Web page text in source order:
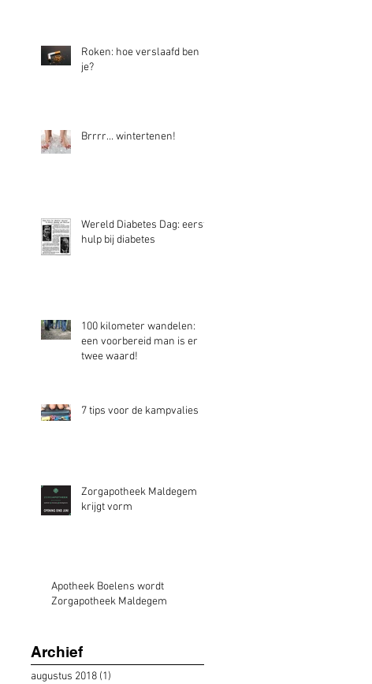
Roken: hoe verslaafd ben
je?
Brrrr... wintertenen!
Wereld Diabetes Dag: eerste
hulp bij diabetes
100 kilometer wandelen:
een voorbereid man is er
twee waard!
7 tips voor de kampvalies
Zorgapotheek Maldegem
krijgt vorm
Apotheek Boelens wordt
Zorgapotheek Maldegem
Archief
augustus 2018 (1)